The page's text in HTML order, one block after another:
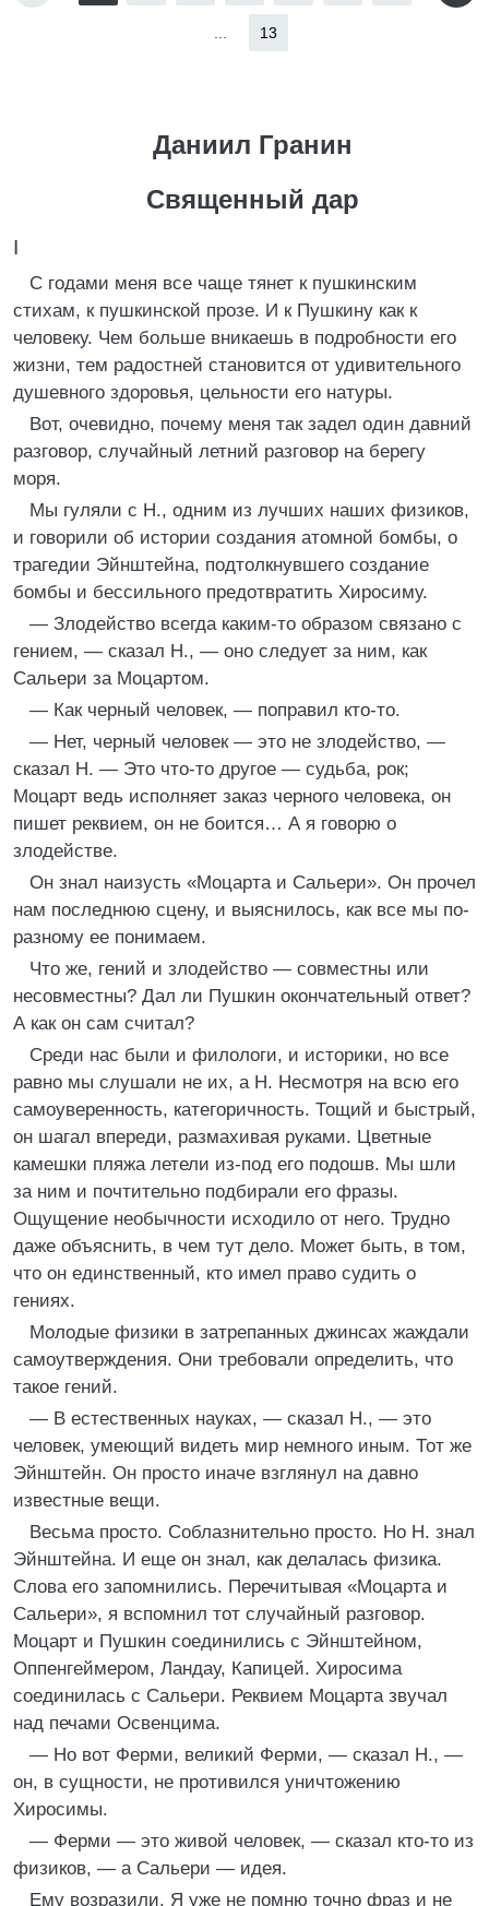
13
Даниил Гранин
Священный дар
I
С годами меня все чаще тянет к пушкинским
стихам, к пушкинской прозе. И к Пушкину как к
человеку. Чем больше вникаешь в подробности его
жизни, тем радостней становится от удивительного
душевного здоровья, цельности его натуры.
Вот, очевидно, почему меня так задел один давний
разговор, случайный летний разговор на берегу
моря.
Мы гуляли с Н., одним из лучших наших физиков,
и говорили об истории создания атомной бомбы, о
трагедии Эйнштейна, подтолкнувшего создание
бомбы и бессильного предотвратить Хиросиму.
— Злодейство всегда каким-то образом связано с
гением, — сказал Н., — оно следует за ним, как
Сальери за Моцартом.
— Как черный человек, — поправил кто-то.
— Нет, черный человек — это не злодейство, —
сказал Н. — Это что-то другое — судьба, рок;
Моцарт ведь исполняет заказ черного человека, он
пишет реквием, он не боится… А я говорю о
злодействе.
Он знал наизусть «Моцарта и Сальери». Он прочел
нам последнюю сцену, и выяснилось, как все мы по-
разному ее понимаем.
Что же, гений и злодейство — совместны или
несовместны? Дал ли Пушкин окончательный ответ?
А как он сам считал?
Среди нас были и филологи, и историки, но все
равно мы слушали не их, а Н. Несмотря на всю его
самоуверенность, категоричность. Тощий и быстрый,
он шагал впереди, размахивая руками. Цветные
камешки пляжа летели из-под его подошв. Мы шли
за ним и почтительно подбирали его фразы.
Ощущение необычности исходило от него. Трудно
даже объяснить, в чем тут дело. Может быть, в том,
что он единственный, кто имел право судить о
гениях.
Молодые физики в затрепанных джинсах жаждали
самоутверждения. Они требовали определить, что
такое гений.
— В естественных науках, — сказал Н., — это
человек, умеющий видеть мир немного иным. Тот же
Эйнштейн. Он просто иначе взглянул на давно
известные вещи.
Весьма просто. Соблазнительно просто. Но Н. знал
Эйнштейна. И еще он знал, как делалась физика.
Слова его запомнились. Перечитывая «Моцарта и
Сальери», я вспомнил тот случайный разговор.
Моцарт и Пушкин соединились с Эйнштейном,
Оппенгеймером, Ландау, Капицей. Хиросима
соединилась с Сальери. Реквием Моцарта звучал
над печами Освенцима.
— Но вот Ферми, великий Ферми, — сказал Н., —
он, в сущности, не противился уничтожению
Хиросимы.
— Ферми — это живой человек, — сказал кто-то из
физиков, — а Сальери — идея.
Ему возразили. Я уже не помню точно фраз и не